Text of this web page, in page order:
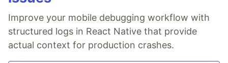
Improve your mobile debugging workflow with
structured logs in React Native that provide
actual context for production crashes.